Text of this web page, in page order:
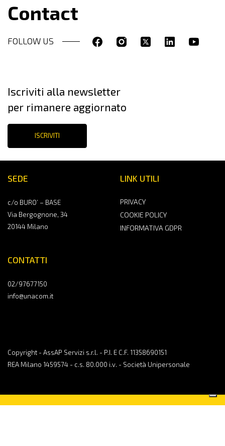
Contact
FOLLOW US
SEDE
c/o BURO’ – BASE
Via Bergognone, 34
20144 Milano
CONTATTI
02/97677150
info@unacom.it
LINK UTILI
PRIVACY
COOKIE POLICY
INFORMATIVA GDPR
Copyright - AssAP Servizi s.r.l. - P.I. E C.F. 11358690151
REA Milano 1459574 - c.s. 80.000 i.v. - Società Unipersonale
Iscriviti alla newsletter
per rimanere aggiornato
ISCRIVITI